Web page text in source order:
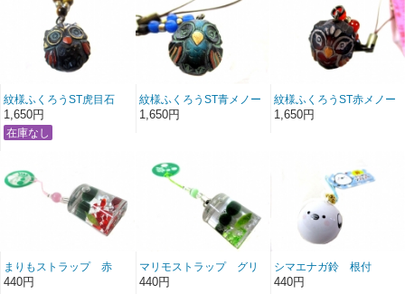
紋様ふくろうST虎目石
1,650円
紋様ふくろうST青メノー
1,650円
紋様ふくろうST赤メノー
1,650円
まりもストラップ 赤
440円
マリモストラップ グリ
ーン
440円
シマエナガ鈴 根付
440円